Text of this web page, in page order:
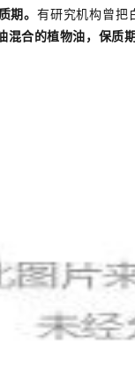
期。有研究机构曾把
混合的植物油，保质